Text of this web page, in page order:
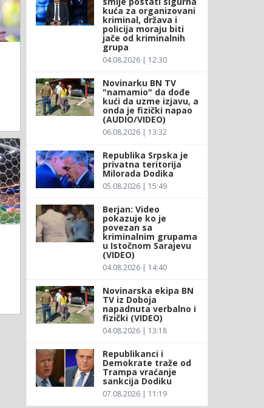
kuća za organizovani
kriminal, država i
policija moraju biti
jače od kriminalnih
grupa
04.08.2026 | 12:30
Novinarku BN TV
"namamio" da dođe
kući da uzme izjavu, a
onda je fizički napao
(AUDIO/VIDEO)
06.08.2026 | 13:32
Republika Srpska je
privatna teritorija
Milorada Dodika
05.08.2026 | 15:49
Berjan: Video
pokazuje ko je
povezan sa
kriminalnim grupama
u Istočnom Sarajevu
(VIDEO)
04.08.2026 | 14:40
Novinarska ekipa BN
TV iz Doboja
napadnuta verbalno i
fizički (VIDEO)
04.08.2026 | 13:18
Republikanci i
Demokrate traže od
Trampa vraćanje
sankcija Dodiku
07.08.2026 | 11:19